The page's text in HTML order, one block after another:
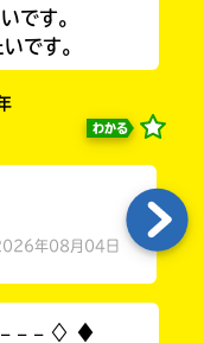
です。
です。
わかる
年08月04日
𓐄 𓐄 ♢ ♦︎